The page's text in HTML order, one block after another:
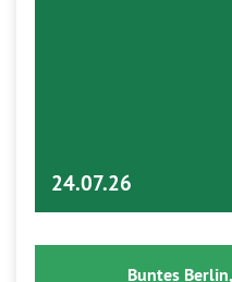
24.07.26
Buntes